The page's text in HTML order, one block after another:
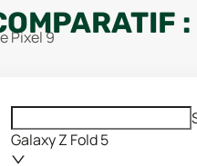
Pixel 9 :
Galaxy Z Fold 5